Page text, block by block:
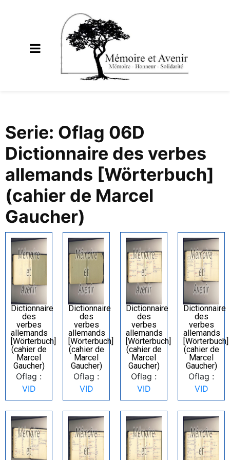
Serie: Oflag 06D
Dictionnaire des verbes
allemands [Wörterbuch]
(cahier de Marcel
Gaucher)
Dictionnaire
des
verbes
allemands
[Wörterbuch]
(cahier de
Marcel
Gaucher)
Oflag :
VID
Dictionnaire
des
verbes
allemands
[Wörterbuch]
(cahier de
Marcel
Gaucher)
Oflag :
VID
Dictionnaire
des
verbes
allemands
[Wörterbuch]
(cahier de
Marcel
Gaucher)
Oflag :
VID
Dictionnaire
des
verbes
allemands
[Wörterbuch]
(cahier de
Marcel
Gaucher)
Oflag :
VID